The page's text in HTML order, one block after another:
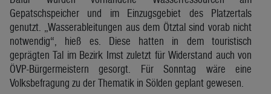
Gepatschspeicher und im Einzugsgebiet des Platzertals
genutzt. „Wasserableitungen aus dem Ötztal sind vorab nicht
notwendig“, hieß es. Diese hatten in dem touristisch
geprägten Tal im Bezirk Imst zuletzt für Widerstand auch von
ÖVP-Bürgermeistern gesorgt. Für Sonntag wäre eine
Volksbefragung zu der Thematik in Sölden geplant gewesen.